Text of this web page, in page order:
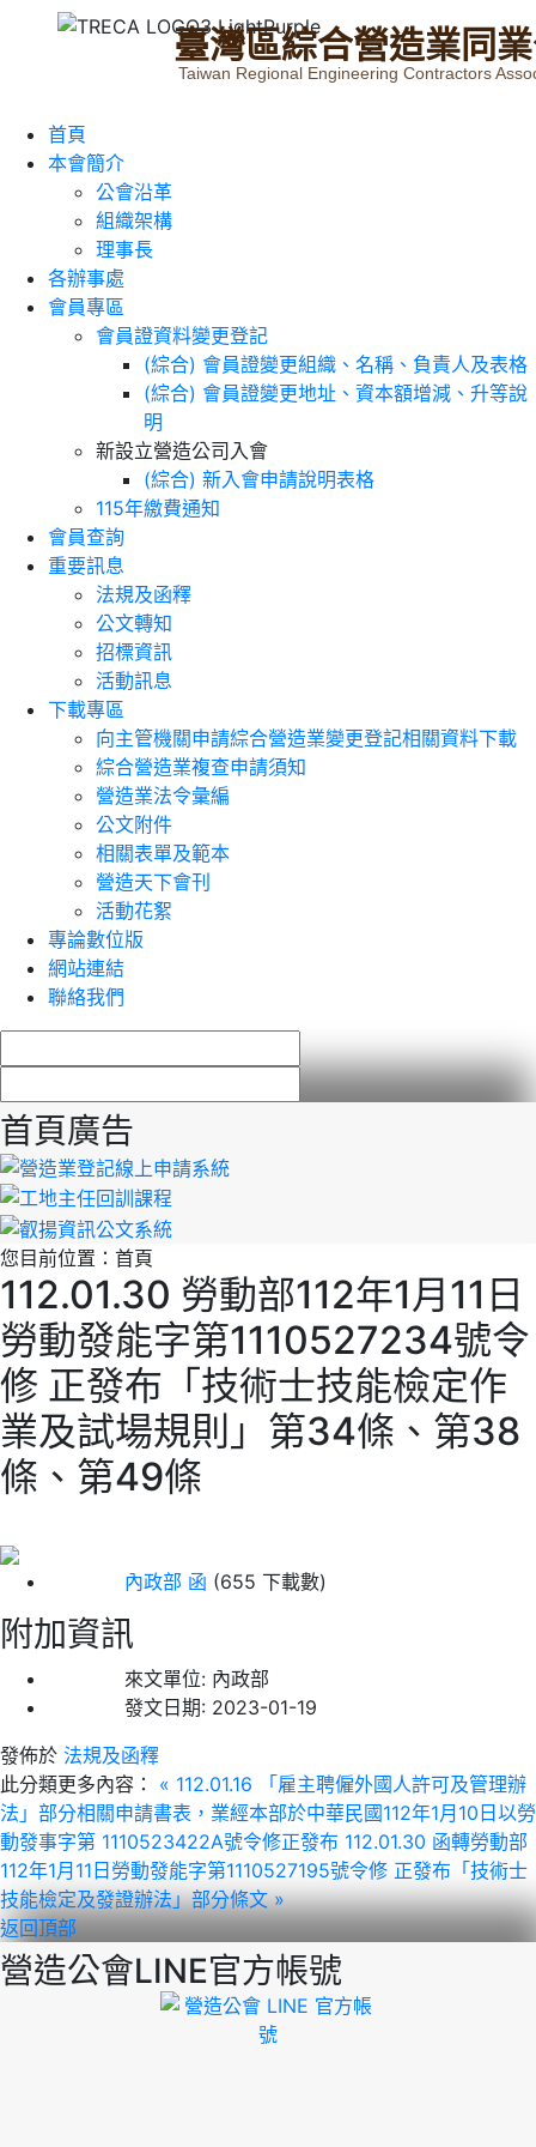
臺灣區綜合營造業同業
Taiwan Regional Engineering Contractors
首頁
本會簡介
公會沿革
組織架構
理事長
各辦事處
會員專區
會員證資料變更登記
(綜合) 會員證變更組織、名稱、負責人及表格
(綜合) 會員證變更地址、資本額增減、升等說
明
新設立營造公司入會
(綜合) 新入會申請說明表格
115年繳費通知
會員查詢
重要訊息
法規及函釋
公文轉知
招標資訊
活動訊息
下載專區
向主管機關申請綜合營造業變更登記相關資料下載
綜合營造業複查申請須知
營造業法令彙編
公文附件
相關表單及範本
營造天下會刊
活動花絮
專論數位版
網站連結
聯絡我們
首頁廣告
您目前位置： 首頁
112.01.30 勞動部112年1月11日
勞動發能字第1110527234號令
修 正發布「技術士技能檢定作
業及試場規則」第34條、第38
條、第49條
內政部 函 (655 下載數)
附加資訊
來文單位: 內政部
發文日期: 2023-01-19
發佈於 法規及函釋
此分類更多內容：
« 112.01.16 「雇主聘僱外國人許可及管理辦
法」部分相關申請書表，業經本部於中華民國112年1月10日以勞
動發事字第 1110523422A號令修正發布 112.01.30 函轉勞動部
112年1月11日勞動發能字第1110527195號令修 正發布「技術士
技能檢定及發證辦法」部分條文 »
返回頂部
營造公會LINE官方帳號